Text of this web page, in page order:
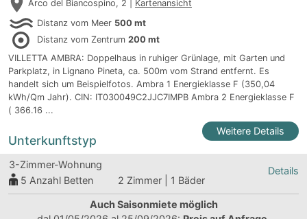
Arco del Biancospino, 2 | Kartenansicht
Distanz vom Meer 500 mt
Distanz vom Zentrum 200 mt
VILLETTA AMBRA: Doppelhaus in ruhiger Grünlage, mit Garten und
Parkplatz, in Lignano Pineta, ca. 500m vom Strand entfernt. Es
handelt sich um Beispielfotos. Ambra 1 Energieklasse F (350,04
kWh/Qm Jahr). CIN: IT030049C2JJC7IMPB Ambra 2 Energieklasse F
( 366.16 ...
Weitere Details
Unterkunftstyp
3-Zimmer-Wohnung
5 Anzahl Betten 2 Zimmer | 1 Bäder
Details
Auch Saisonmiete möglich